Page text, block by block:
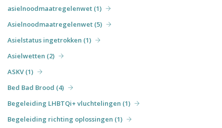
asielnoodmaatregelenwet (1)
Asielnoodmaatregelenwet (5)
Asielstatus ingetrokken (1)
Asielwetten (2)
ASKV (1)
Bed Bad Brood (4)
Begeleiding LHBTQi+ vluchtelingen (1)
Begeleiding richting oplossingen (1)